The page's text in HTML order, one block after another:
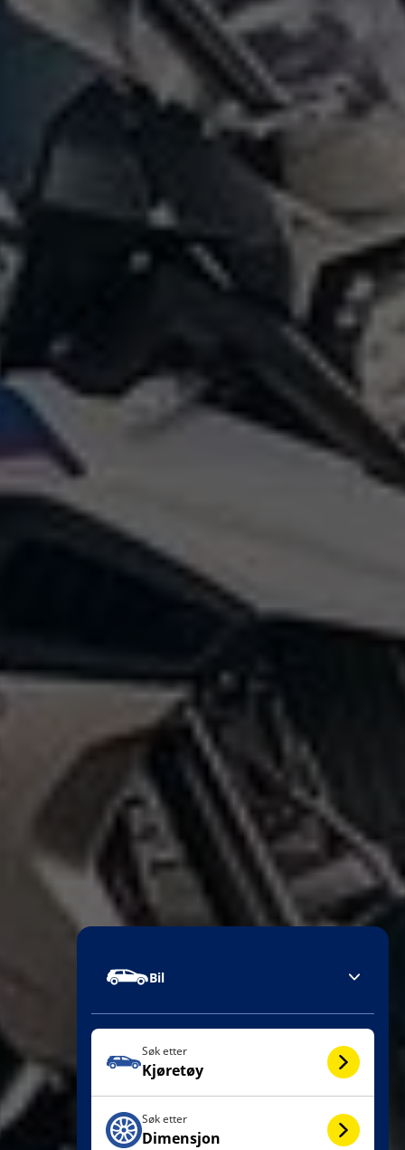
Bil
Søk etter
Kjøretøy
Søk etter
Dimensjon